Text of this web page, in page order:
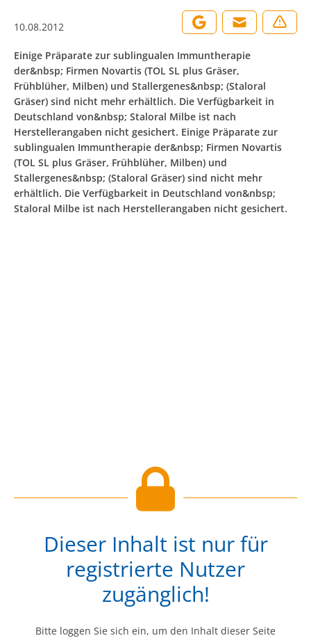
10.08.2012
Einige Präparate zur sublingualen Immuntherapie
der&nbsp; Firmen Novartis (TOL SL plus Gräser,
Frühblüher, Milben) und Stallergenes&nbsp; (Staloral
Gräser) sind nicht mehr erhältlich. Die Verfügbarkeit in
Deutschland von&nbsp; Staloral Milbe ist nach
Herstellerangaben nicht gesichert. Einige Präparate zur
sublingualen Immuntherapie der&nbsp; Firmen Novartis
(TOL SL plus Gräser, Frühblüher, Milben) und
Stallergenes&nbsp; (Staloral Gräser) sind nicht mehr
erhältlich. Die Verfügbarkeit in Deutschland von&nbsp;
Staloral Milbe ist nach Herstellerangaben nicht gesichert.
Dieser Inhalt ist nur für
registrierte Nutzer
zugänglich!
Bitte loggen Sie sich ein, um den Inhalt dieser Seite